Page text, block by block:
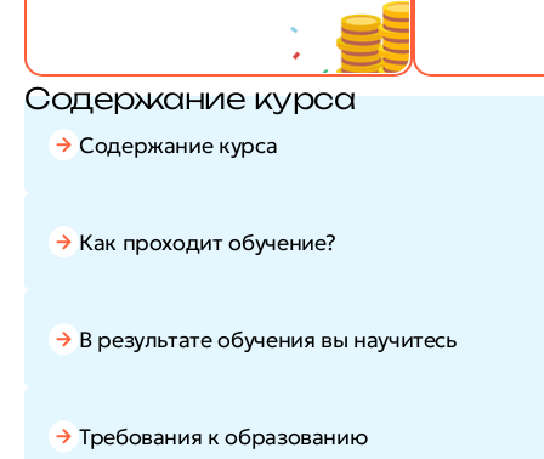
Содержание курса
Содержание курса
Как проходит обучение?
В результате обучения вы научитесь
Требования к образованию